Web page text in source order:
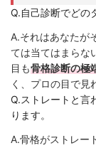
Q.自己診断でどの
A.それはあなたが
ては当てはまらな
目も骨格診断の極
く、プロの目で見
Q.ストレートと言
ります。
A.骨格がストレー